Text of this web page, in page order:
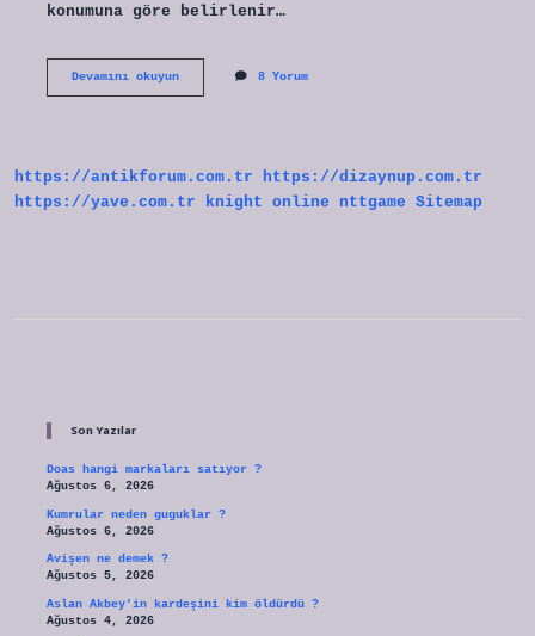
konumuna göre belirlenir…
Devamını okuyunBurçların
8 Yorum
https://antikforum.com.tr
https://dizaynup.com.tr
https://yave.com.tr
knight online nttgame Sitemap
Son Yazılar
Doas hangi markaları satıyor ?
Ağustos 6, 2026
Kumrular neden guguklar ?
Ağustos 6, 2026
Avişen ne demek ?
Ağustos 5, 2026
Aslan Akbey’in kardeşini kim öldürdü ?
Ağustos 4, 2026